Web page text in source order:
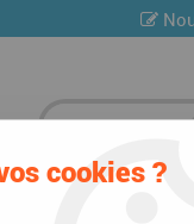
cookies ?